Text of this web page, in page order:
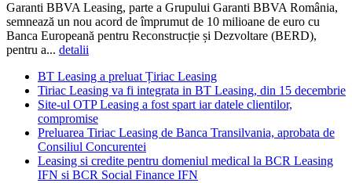
Garanti BBVA Leasing, parte a Grupului Garanti BBVA România,
semnează un nou acord de împrumut de 10 milioane de euro cu
Banca Europeană pentru Reconstrucție și Dezvoltare (BERD),
pentru a... detalii
BT Leasing a preluat Țiriac Leasing
Tiriac Leasing va fi integrata in BT Leasing, din 15 decembrie
Site-ul OTP Leasing a fost spart iar datele clientilor,
compromise
Preluarea Tiriac Leasing de Banca Transilvania, aprobata de
Consiliul Concurentei
Leasing si credite pentru domeniul medical la BCR Leasing
IFN si BCR Social Finance IFN